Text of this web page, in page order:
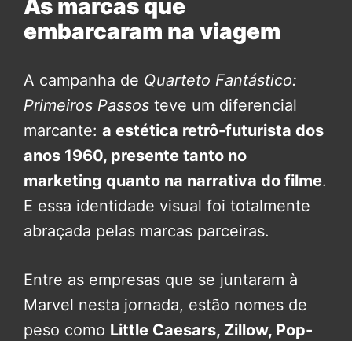
As marcas que
embarcaram na viagem
A campanha de Quarteto Fantástico:
Primeiros Passos teve um diferencial
marcante: a estética retrô-futurista dos
anos 1960, presente tanto no
marketing quanto na narrativa do filme.
E essa identidade visual foi totalmente
abraçada pelas marcas parceiras.
Entre as empresas que se juntaram à
Marvel nesta jornada, estão nomes de
peso como Little Caesars, Zillow, Pop-